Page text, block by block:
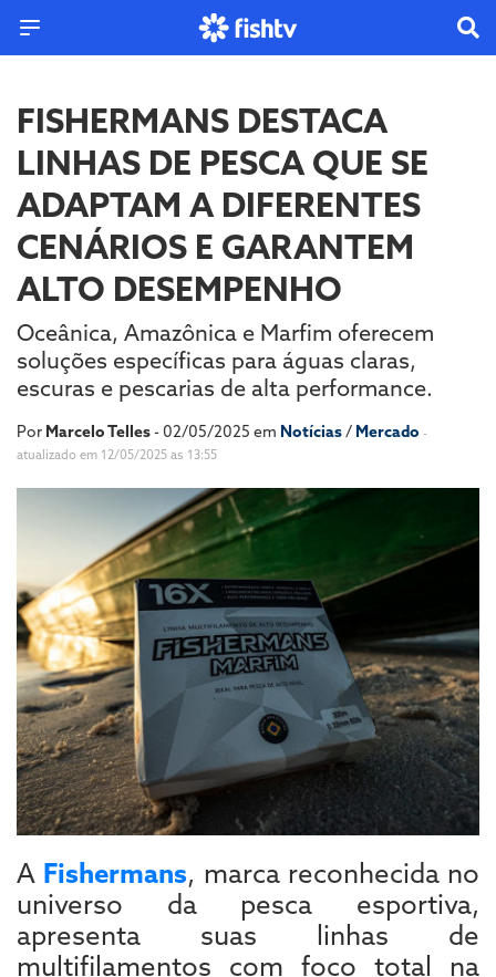
FISHERMANS DESTACA
LINHAS DE PESCA QUE SE
ADAPTAM A DIFERENTES
CENÁRIOS E GARANTEM
ALTO DESEMPENHO
Oceânica, Amazônica e Marfim oferecem
soluções específicas para águas claras,
escuras e pescarias de alta performance.
Por Marcelo Telles- 02/05/2025 em Notícias/ Mercado -
atualizado em 12/05/2025 as 13:55
A Fishermans, marca reconhecida no
universo da pesca esportiva,
apresenta suas linhas de
multifilamentos com foco total na